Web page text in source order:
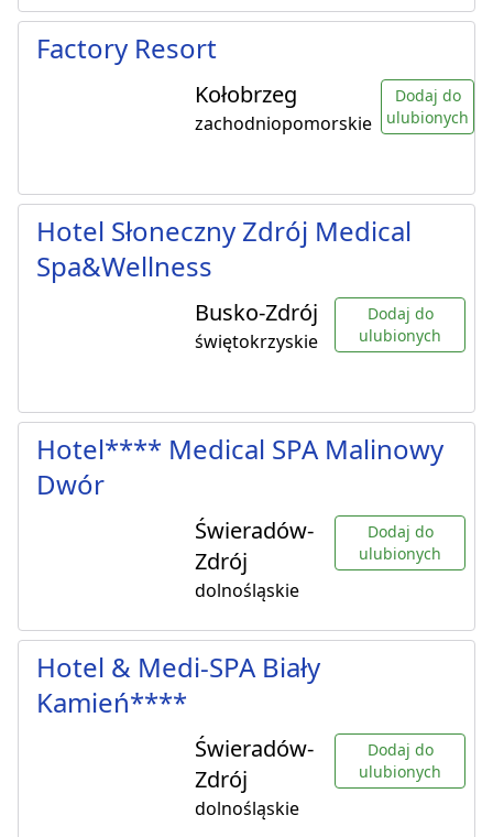
Factory Resort
Kołobrzeg
zachodniopomorskie
Dodaj do
ulubionych
Hotel Słoneczny Zdrój Medical
Spa&Wellness
Busko-Zdrój
świętokrzyskie
Dodaj do
ulubionych
Hotel**** Medical SPA Malinowy
Dwór
Świeradów-
Zdrój
dolnośląskie
Dodaj do
ulubionych
Hotel & Medi-SPA Biały
Kamień****
Świeradów-
Zdrój
dolnośląskie
Dodaj do
ulubionych